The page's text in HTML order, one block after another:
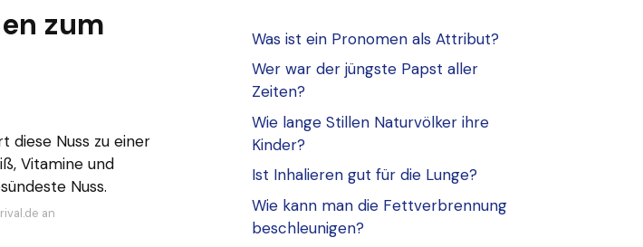
zum
diese Nuss zu einer
Vitamine und
Nuss.
an
Was ist ein Pronomen als Attribut?
Wer war der jüngste Papst aller
Zeiten?
Wie lange Stillen Naturvölker ihre
Kinder?
Ist Inhalieren gut für die Lunge?
Wie kann man die Fettverbrennung
beschleunigen?